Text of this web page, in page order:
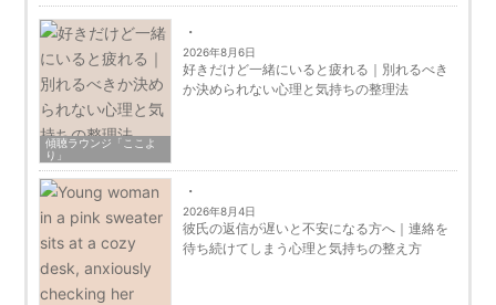
傾聴ラウンジ「ここよ
り」
2026年8月6日
好きだけど一緒にいると疲れる｜別れるべき
か決められない心理と気持ちの整理法
2026年8月4日
彼氏の返信が遅いと不安になる方へ｜連絡を
待ち続けてしまう心理と気持ちの整え方